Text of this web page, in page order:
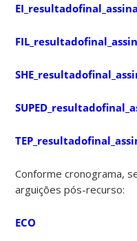
Conforme cronograma,
arguições pós-recurso:
ECO